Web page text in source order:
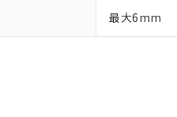
最大6mm